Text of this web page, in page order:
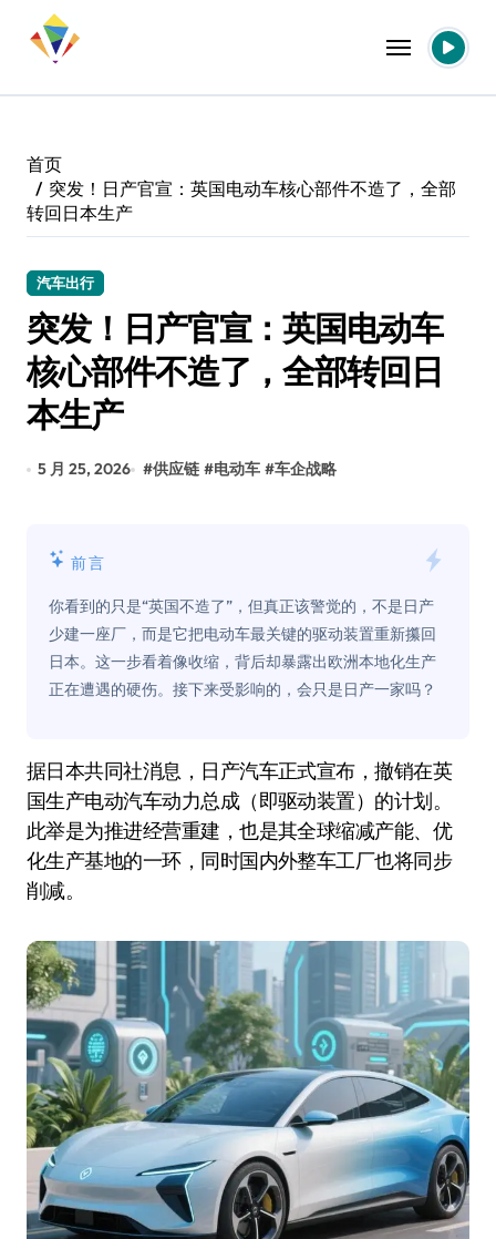
首页
突发！日产官宣：英国电动车核心部件不造了，全部
转回日本生产
汽车出行
突发！日产官宣：英国电动车
核心部件不造了，全部转回日
本生产
5 月 25, 2026 #供应链 #电动车 #车企战略
前言
你看到的只是“英国不造了”，但真正该警觉的，不是日产
少建一座厂，而是它把电动车最关键的驱动装置重新攥回
日本。这一步看着像收缩，背后却暴露出欧洲本地化生产
正在遭遇的硬伤。接下来受影响的，会只是日产一家吗？
据日本共同社消息，日产汽车正式宣布，撤销在英
国生产电动汽车动力总成（即驱动装置）的计划。
此举是为推进经营重建，也是其全球缩减产能、优
化生产基地的一环，同时国内外整车工厂也将同步
削减。